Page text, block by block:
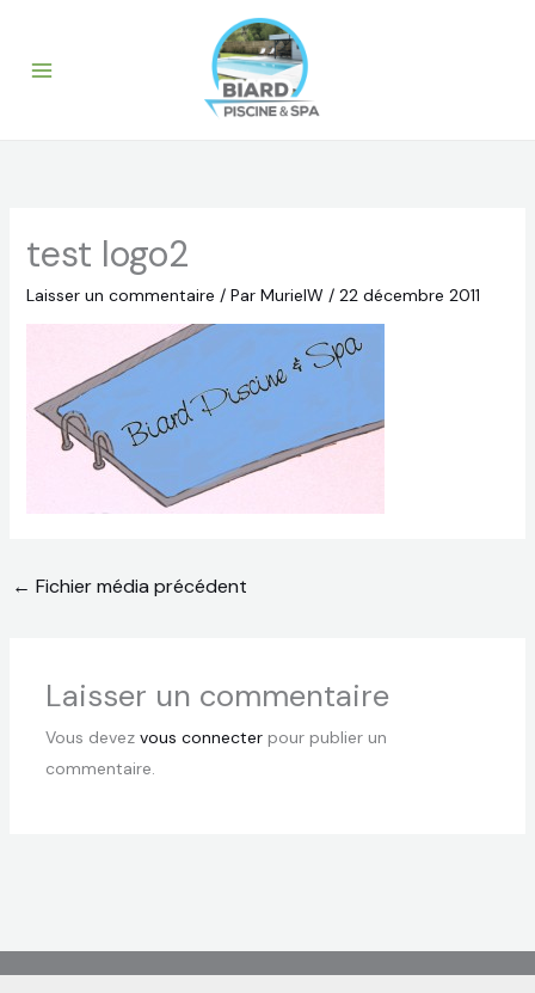
contenu
test logo2
Laisser un commentaire / Par MurielW / 22 décembre 2011
← Fichier média précédent
Laisser un commentaire
Vous devez vous connecterpour publier un
commentaire.